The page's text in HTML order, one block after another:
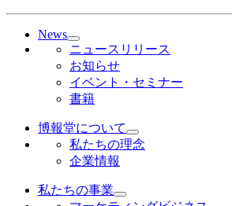
News
ニュースリリース
お知らせ
イベント・セミナー
書籍
博報堂について
私たちの理念
企業情報
私たちの事業